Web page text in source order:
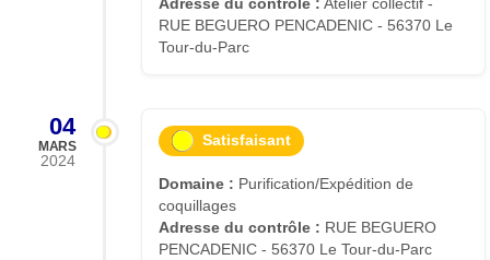
RUE BEGUERO PENCADENIC - 56370 Le
Tour-du-Parc
04
MARS
2024
Satisfaisant
Domaine : Purification/Expédition de
coquillages
Adresse du contrôle : RUE BEGUERO
PENCADENIC - 56370 Le Tour-du-Parc